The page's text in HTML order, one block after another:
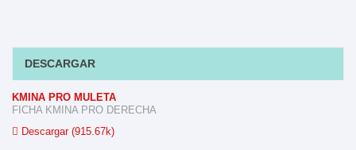
DESCARGAR
KMINA PRO MULETA
FICHA KMINA PRO DERECHA
Descargar (915.67k)